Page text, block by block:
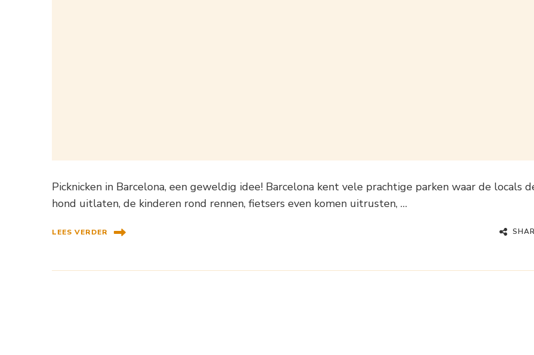
Picknicken in Barcelona, een geweldig idee! Barcelona kent vele prachtige parken waar de locals
hond uitlaten, de kinderen rond rennen, fietsers even komen uitrusten, …
LEES VERDER